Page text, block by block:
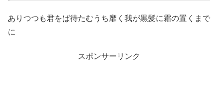
ありつつも君をば待たむうち靡く我が黒髪に霜の置くまで
に
スポンサーリンク